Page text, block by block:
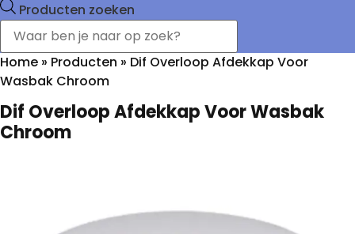
Producten zoeken
Home » Producten » Dif Overloop Afdekkap Voor
Wasbak Chroom
Dif Overloop Afdekkap Voor Wasbak
Chroom